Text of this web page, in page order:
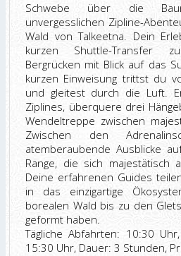
Schwebe über die
unvergesslichen Zipline-
Wald von Talkeetna. Dein
kurzen Shuttle-Transfer
Bergrücken mit Blick auf das
kurzen Einweisung trittst du
und gleitest durch die Luft.
Ziplines, überquere drei
Wendeltreppe zwischen
Zwischen den
atemberaubende Ausblicke
Range, die sich majestätisch
Deine erfahrenen Guides
in das einzigartige
borealen Wald bis zu den
geformt haben.
Tägliche Abfahrten: 10:30
15:30 Uhr, Dauer: 3 Stunden,